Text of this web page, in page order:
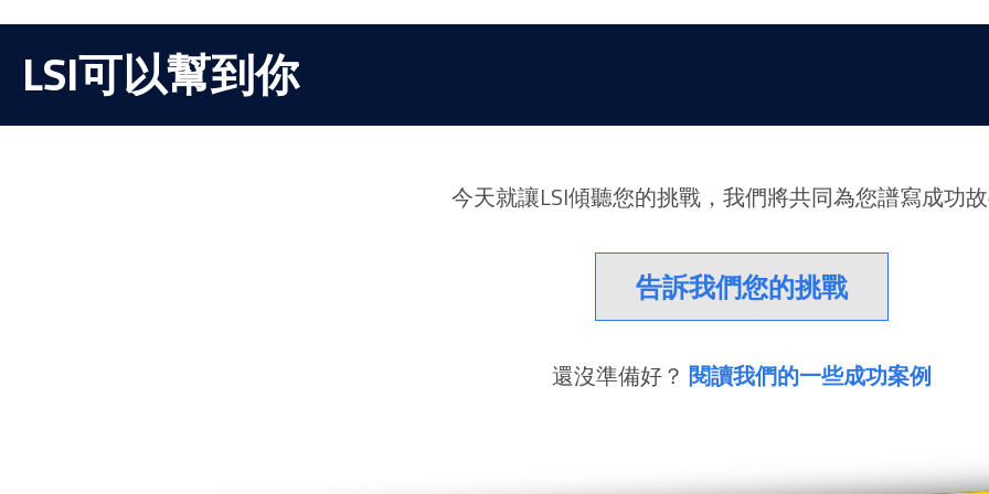
LSI可以幫到你
今天就讓LSI傾聽您的挑戰，我們將共同為您譜寫成功
告訴我們您的挑戰
還沒準備好？ 閱讀我們的一些成功案例